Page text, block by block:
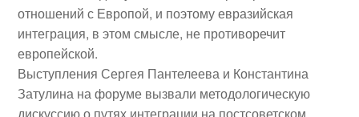
отношений с Европой, и поэтому евразийская
интеграция, в этом смысле, не противоречит
европейской.
Выступления Сергея Пантелеева и Константина
Затулина на форуме вызвали методологическую